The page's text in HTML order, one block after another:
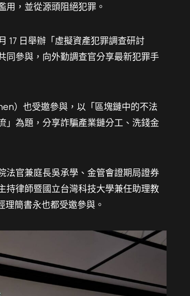
用，並從源頭阻絕犯罪。
17 日舉辦「虛擬資產犯罪調查研討
同參與，向外勤調查官分享最新犯罪手
）也受邀參與，以「區塊鏈中的不法
」為題，分享詐騙產業鏈分工、洗錢金
法官兼庭長吳承學、金管會證期局證券
持律師暨國立台灣科技大學兼任助理教
簡書永也都受邀參與。